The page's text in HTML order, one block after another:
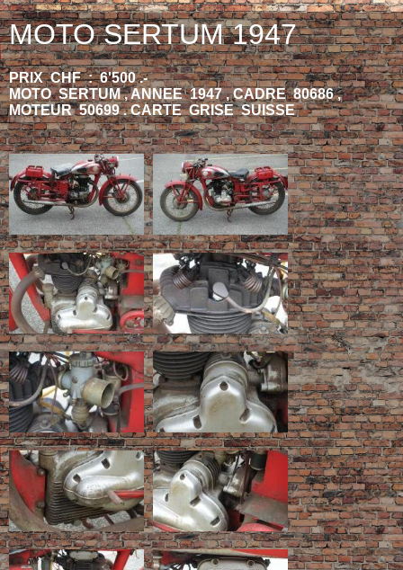
MOTO SERTUM 1947
PRIX CHF : 6'500 .-
MOTO SERTUM , ANNEE 1947 , CADRE 80686 ,
MOTEUR 50699 . CARTE GRISE SUISSE